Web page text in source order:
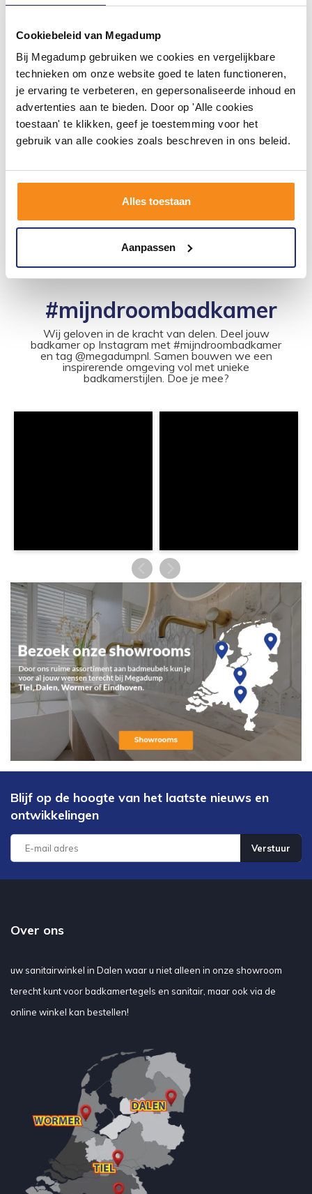
Cookiebeleid van Megadump
Bij Megadump gebruiken we cookies en vergelijkbare
technieken om onze website goed te laten functioneren,
je ervaring te verbeteren, en gepersonaliseerde inhoud en
advertenties aan te bieden. Door op 'Alle cookies
toestaan' te klikken, geef je toestemming voor het
gebruik van alle cookies zoals beschreven in ons beleid.
Alles toestaan
Aanpassen
Fonteinkraan Apollo
Chroom Keramisch
Binnenwerk
volgende werkdag in huis
41,95
#mijndroombadkamer
Wij geloven in de kracht van delen. Deel jouw
badkamer op Instagram met #mijndroombadkamer
en tag @megadumpnl. Samen bouwen we een
inspirerende omgeving vol met unieke
badkamerstijlen. Doe je mee?
Blijf op de hoogte van het laatste nieuws en
ontwikkelingen
Verstuur
Over ons
uw sanitairwinkel in Dalen waar u niet alleen in onze showroom
terecht kunt voor badkamertegels en sanitair, maar ook via de
online winkel kan bestellen!